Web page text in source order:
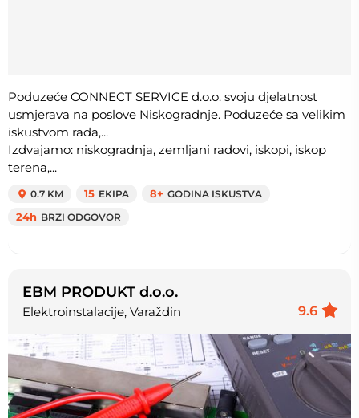
Poduzeće CONNECT SERVICE d.o.o. svoju djelatnost
usmjerava na poslove Niskogradnje. Poduzeće sa velikim
iskustvom rada,...
Izdvajamo: niskogradnja, zemljani radovi, iskopi, iskop
terena,...
0.7 KM 15 EKIPA 8+ GODINA ISKUSTVA
24h BRZI ODGOVOR
EBM PRODUKT d.o.o.
9.6
Elektroinstalacije, Varaždin